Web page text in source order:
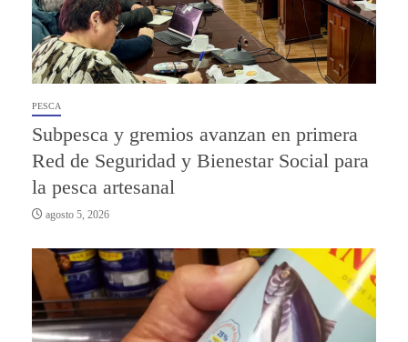
PESCA
Subpesca y gremios avanzan en primera
Red de Seguridad y Bienestar Social para
la pesca artesanal
agosto 5, 2026